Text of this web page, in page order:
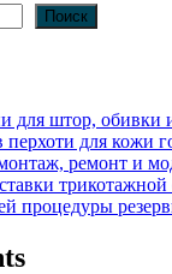
Поиск
для штор, обивки
перхоти для кожи
ремонт и
процедуры